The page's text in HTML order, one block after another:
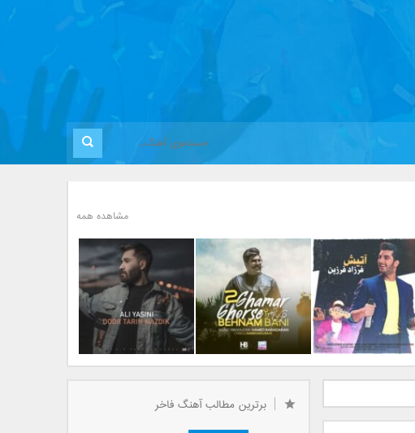
مشاهده همه
دانلود آهنگ جدید فرزاد
بانی بنام قرص قمر 2
یاسینی بنام دورترین نزدیک
برترین مطالب آهنگ فاخر